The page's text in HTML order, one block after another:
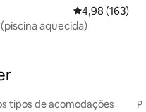
4,98 de uma
4,98 (163)
aquecida)
tipos de acomodações